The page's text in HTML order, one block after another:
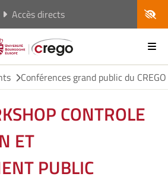
Accès directs
Conférences grand public du CREGO
CONTROLE
ET
PUBLIC